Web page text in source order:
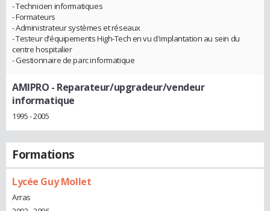
- Technicien informatiques
- Formateurs
- Administrateur systèmes et réseaux
- Testeur d’équipements High-Tech en vu d'implantation au sein du
centre hospitalier
- Gestionnaire de parc informatique
AMIPRO - Reparateur/upgradeur/vendeur
informatique
1995 - 2005
Formations
Lycée Guy Mollet
Arras